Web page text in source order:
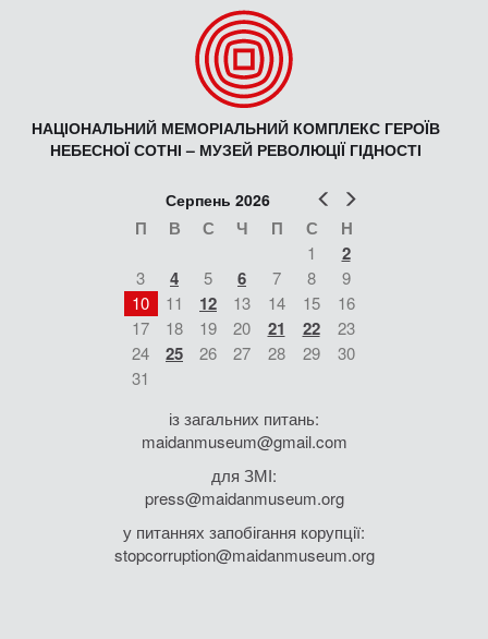
НАЦІОНАЛЬНИЙ МЕМОРІАЛЬНИЙ КОМПЛЕКС ГЕРОЇВ
НЕБЕСНОЇ СОТНІ – МУЗЕЙ РЕВОЛЮЦІЇ ГІДНОСТІ
Попер
Серпень 2026
П В С Ч П С Н
1 2
3 4 5 6 7 8
9
10
11 12 13 14 15
16
17
18 19 20 21 22
23
24
25 26 27 28 29
30
31
із загальних питань:
maidanmuseum@gmail.com
для ЗМІ:
press@maidanmuseum.org
у питаннях запобігання корупції:
stopcorruption@maidanmuseum.org